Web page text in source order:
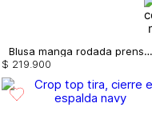
Blusa manga rodada prenses bolsillo
$ 219 900